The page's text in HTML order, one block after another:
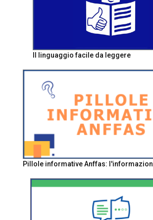
Il linguaggio facile da leggere
Pillole informative Anffas: